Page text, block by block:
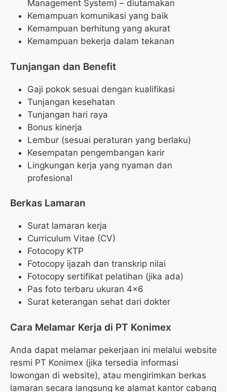
Management System) – diutamakan
Kemampuan komunikasi yang baik
Kemampuan berhitung yang akurat
Kemampuan bekerja dalam tekanan
Tunjangan dan Benefit
Gaji pokok sesuai dengan kualifikasi
Tunjangan kesehatan
Tunjangan hari raya
Bonus kinerja
Lembur (sesuai peraturan yang berlaku)
Kesempatan pengembangan karir
Lingkungan kerja yang nyaman dan
profesional
Berkas Lamaran
Surat lamaran kerja
Curriculum Vitae (CV)
Fotocopy KTP
Fotocopy ijazah dan transkrip nilai
Fotocopy sertifikat pelatihan (jika ada)
Pas foto terbaru ukuran 4×6
Surat keterangan sehat dari dokter
Cara Melamar Kerja di PT Konimex
Anda dapat melamar pekerjaan ini melalui website
resmi PT Konimex (jika tersedia informasi
lowongan di website), atau mengirimkan berkas
lamaran secara langsung ke alamat kantor cabang